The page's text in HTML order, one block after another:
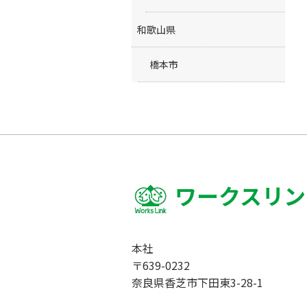
和歌山県
橋本市
ワークスリ
本社
〒639-0232
奈良県香芝市下田東3-28-1